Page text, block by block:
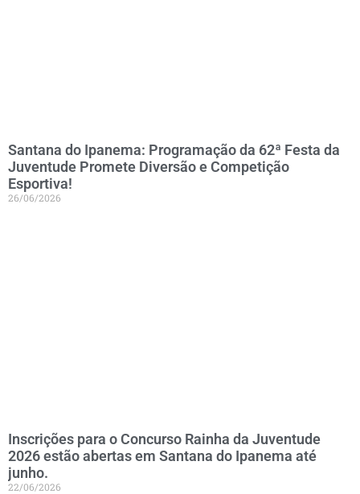
Santana do Ipanema: Programação da 62ª Festa da
Juventude Promete Diversão e Competição
Esportiva!
26/06/2026
Inscrições para o Concurso Rainha da Juventude
2026 estão abertas em Santana do Ipanema até
junho.
22/06/2026